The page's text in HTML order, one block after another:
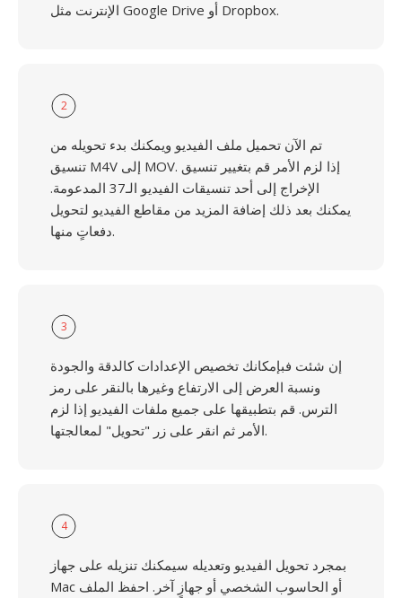
الإنترنت مثل Google Drive أو Dropbox.
2
تم الآن تحميل ملف الفيديو ويمكنك بدء تحويله من
تنسيق M4V إلى MOV. إذا لزم الأمر قم بتغيير تنسيق
الإخراج إلى أحد تنسيقات الفيديو الـ37 المدعومة.
يمكنك بعد ذلك إضافة المزيد من مقاطع الفيديو لتحويل
دفعاتٍ منها.
3
إن شئت فبإمكانك تخصيص الإعدادات كالدقة والجودة
ونسبة العرض إلى الارتفاع وغيرها بالنقر على رمز
الترس. قم بتطبيقها على جميع ملفات الفيديو إذا لزم
الأمر ثم انقر على زر "تحويل" لمعالجتها.
4
بمجرد تحويل الفيديو وتعديله سيمكنك تنزيله على جهاز
Mac أو الحاسوب الشخصي أو جهازٍ آخر. احفظ الملف